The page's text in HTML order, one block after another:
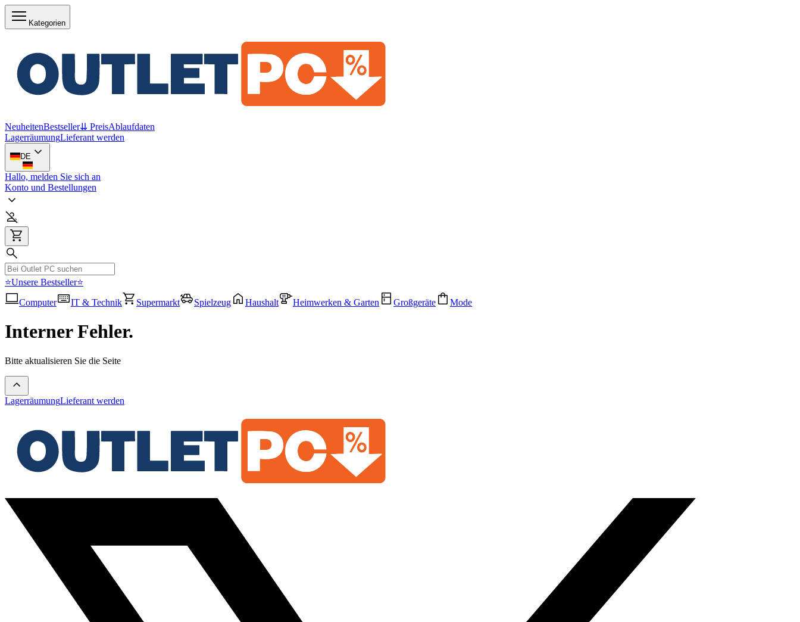
Kategorien
NeuheitenBestseller⇊ PreisAblaufdaten
LagerräumungLieferant werden
DE
Hallo, melden Sie sich an
Konto und Bestellungen
⭐Unsere Bestseller⭐
Computer
IT & Technik Supermarkt Spielzeug Haushalt Heimwerken & Garten Großgeräte Mode
Interner Fehler.
Bitte aktualisieren Sie die Seite
LagerräumungLieferant werden